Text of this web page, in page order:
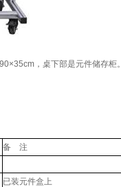
，桌下部是元件储存柜。
备 注
已装元件盒上